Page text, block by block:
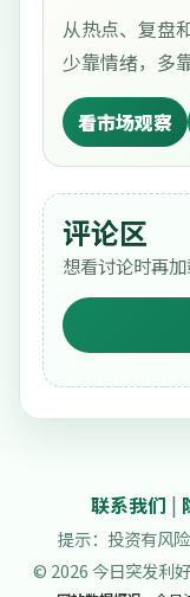
从热点、复盘
少靠情绪，多
看市场观察
评论区
想看讨论时再加
联系我们 |
提示：投资有风
© 2026 今日突发利